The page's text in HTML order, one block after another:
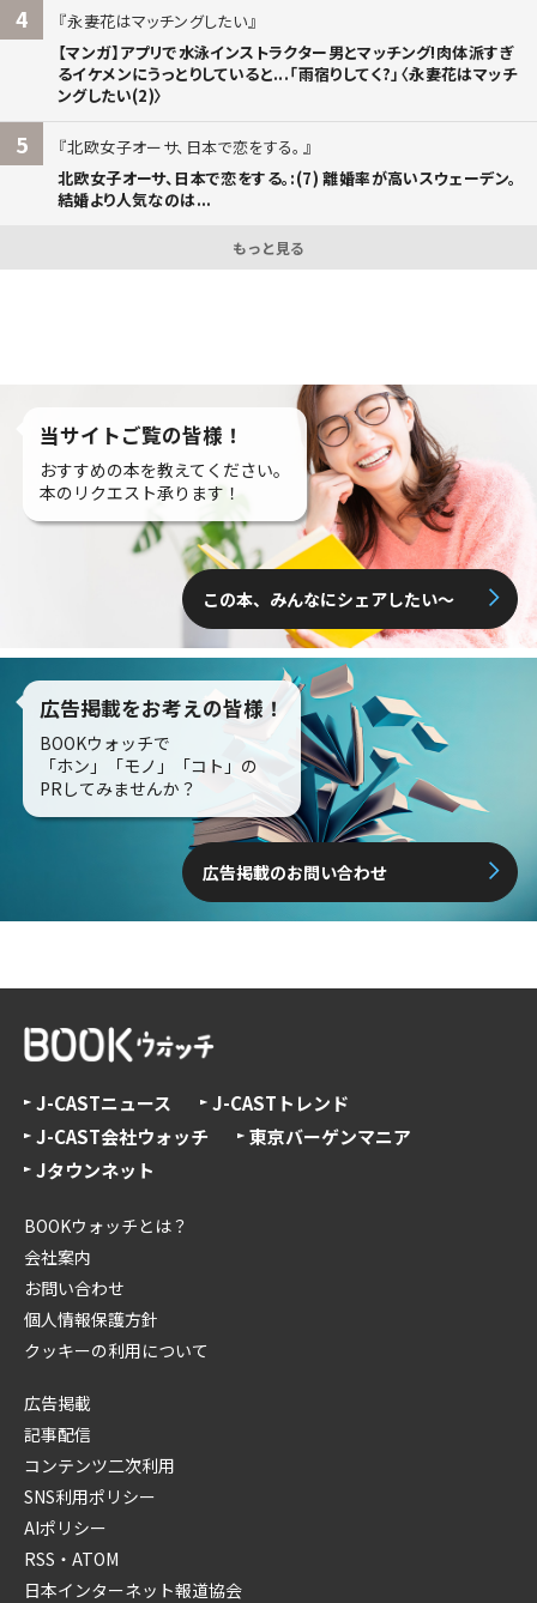
4
永妻花はマッチングしたい
【マンガ】アプリで水泳インストラクター男とマッチング!肉体派すぎ
るイケメンにうっとりしていると...「雨宿りしてく?」〈永妻花はマッチ
ングしたい(2)〉
5
北欧女子オーサ、日本で恋をする。
北欧女子オーサ、日本で恋をする。:(7) 離婚率が高いスウェーデン。
結婚より人気なのは...
もっと見る
当サイトご覧の皆様！
おすすめの本を教えてください。
本のリクエスト承ります！
この本、みんなにシェアしたい〜
広告掲載をお考えの皆様！
BOOKウォッチで
「ホン」「モノ」「コト」の
PRしてみませんか？
広告掲載のお問い合わせ
J-CASTニュース
J-CASTトレンド
J-CAST会社ウォッチ
東京バーゲンマニア
Jタウンネット
BOOKウォッチとは？
会社案内
お問い合わせ
個人情報保護方針
クッキーの利用について
広告掲載
記事配信
コンテンツ二次利用
SNS利用ポリシー
AIポリシー
RSS・ATOM
日本インターネット報道協会